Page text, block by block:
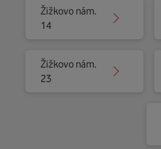
Žižkovo nám.
14
Žižkovo nám.
23